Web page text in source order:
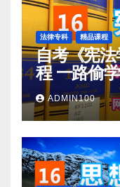
法律专科 精品课程
自考《宪
程 一路偷
ADMIN100